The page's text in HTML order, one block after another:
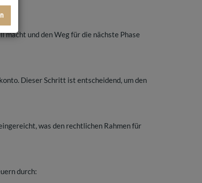
und den Weg für die nächste Phase
Dieser Schritt ist entscheidend, um den
was den rechtlichen Rahmen für
durch: